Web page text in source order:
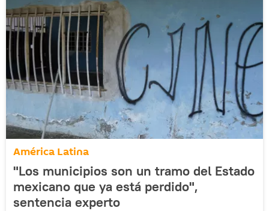
América Latina
"Los municipios son un tramo del Estado
mexicano que ya está perdido",
sentencia experto